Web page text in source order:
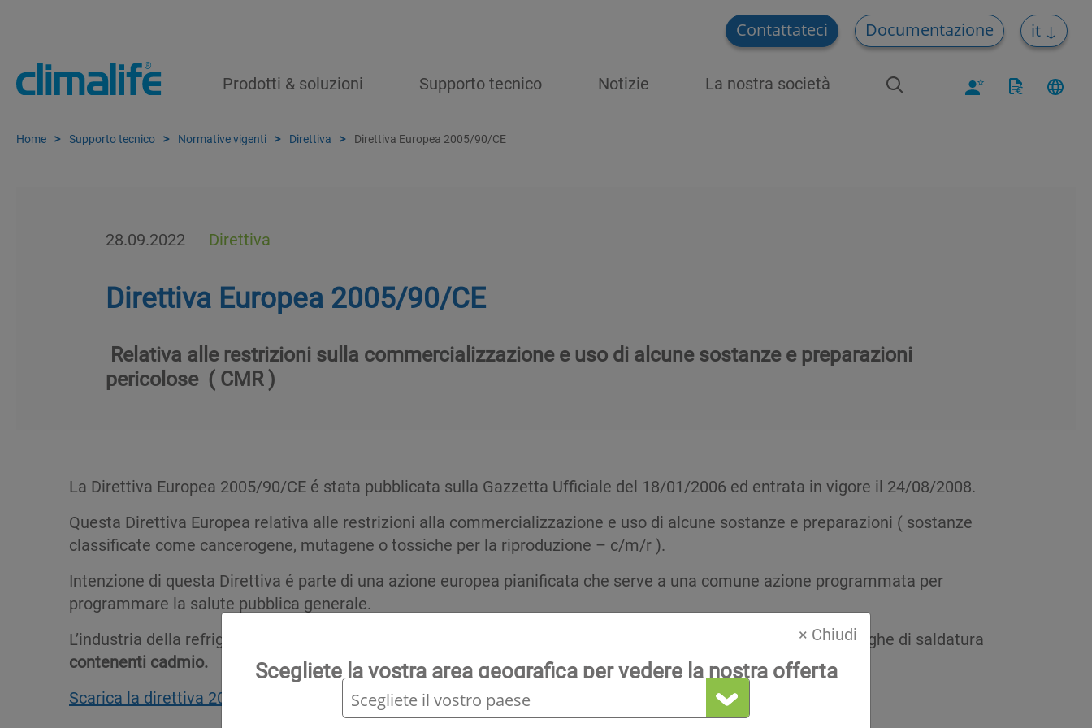
Contattateci Documentazione it
Prodotti & soluzioni Supporto tecnico Notizie La nostra società
Home Supporto tecnico Normative vigenti Direttiva Direttiva Europea 2005/90/CE
× Chiudi
Scegliete la vostra area geografica per vedere la nostra offerta
locale
28.09.2022 Direttiva
Direttiva Europea 2005/90/CE
Relativa alle restrizioni sulla commercializzazione e uso di alcune sostanze e preparazioni
pericolose ( CMR )
La Direttiva Europea 2005/90/CE é stata pubblicata sulla Gazzetta Ufficiale del 18/01/2006 ed entrata in vigore il 24/08/2008.
Questa Direttiva Europea relativa alle restrizioni alla commercializzazione e uso di alcune sostanze e preparazioni ( sostanze
classificate come cancerogene, mutagene o tossiche per la riproduzione – c/m/r ).
Intenzione di questa Direttiva é parte di una azione europea pianificata che serve a una comune azione programmata per
programmare la salute pubblica generale.
L’industria della refrigerazione e del condizionamento sono comprese in questa direttiva in quanto utilizzano leghe di saldatura
contenenti cadmio.
Scarica la direttiva 2005 / 90 / CE